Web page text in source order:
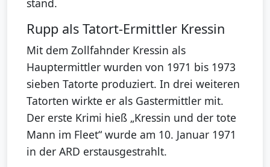
stand.
Rupp als Tatort-Ermittler Kressin
Mit dem Zollfahnder Kressin als
Hauptermittler wurden von 1971 bis 1973
sieben Tatorte produziert. In drei weiteren
Tatorten wirkte er als Gastermittler mit.
Der erste Krimi hieß „Kressin und der tote
Mann im Fleet“ wurde am 10. Januar 1971
in der ARD erstausgestrahlt.